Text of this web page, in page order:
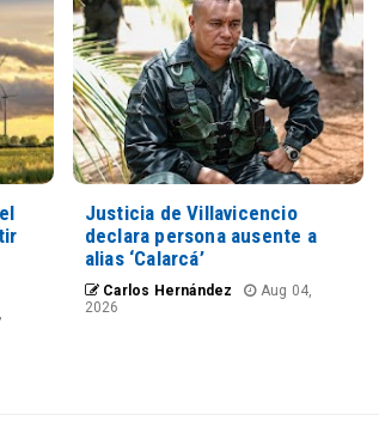
Justicia de Villavicencio
declara persona ausente a
alias ‘Calarcá’
Carlos Hernández
Aug 04,
2026